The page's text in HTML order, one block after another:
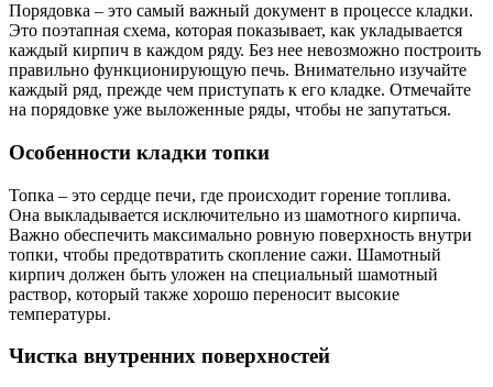
Порядовка – это самый важный документ в процессе кладки.
Это поэтапная схема, которая показывает, как укладывается
каждый кирпич в каждом ряду. Без нее невозможно построить
правильно функционирующую печь. Внимательно изучайте
каждый ряд, прежде чем приступать к его кладке. Отмечайте
на порядовке уже выложенные ряды, чтобы не запутаться.
Особенности кладки топки
Топка – это сердце печи, где происходит горение топлива.
Она выкладывается исключительно из шамотного кирпича.
Важно обеспечить максимально ровную поверхность внутри
топки, чтобы предотвратить скопление сажи. Шамотный
кирпич должен быть уложен на специальный шамотный
раствор, который также хорошо переносит высокие
температуры.
Чистка внутренних поверхностей